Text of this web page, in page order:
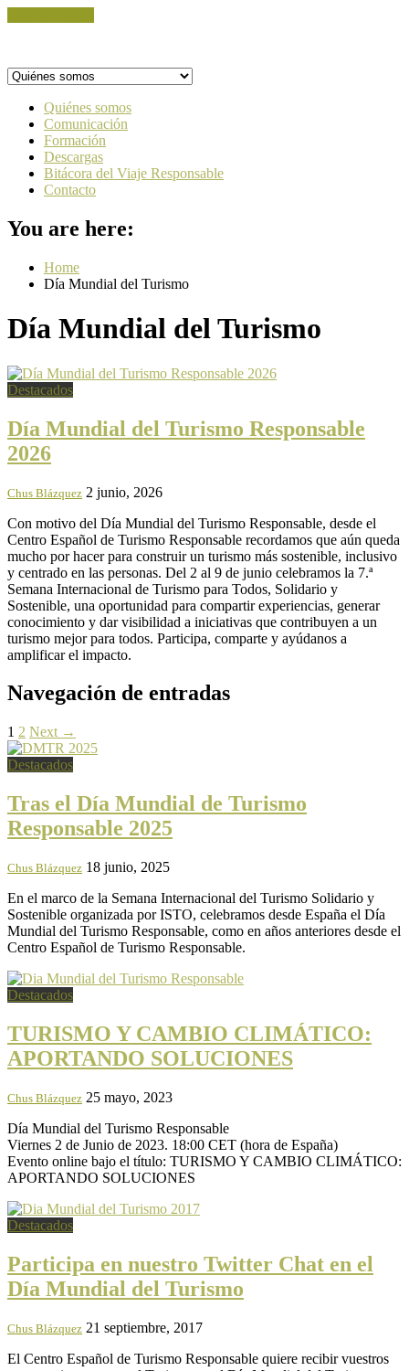
Quiénes somos
Comunicación
Formación
Descargas
Bitácora del Viaje Responsable
Contacto
You are here:
Home
Día Mundial del Turismo
Día Mundial del Turismo
Destacados
Día Mundial del Turismo Responsable
2026
Chus Blázquez 2 junio, 2026
Con motivo del Día Mundial del Turismo Responsable, desde el
Centro Español de Turismo Responsable recordamos que aún queda
mucho por hacer para construir un turismo más sostenible, inclusivo
y centrado en las personas. Del 2 al 9 de junio celebramos la 7.ª
Semana Internacional de Turismo para Todos, Solidario y
Sostenible, una oportunidad para compartir experiencias, generar
conocimiento y dar visibilidad a iniciativas que contribuyen a un
turismo mejor para todos. Participa, comparte y ayúdanos a
amplificar el impacto.
Navegación de entradas
1 2 Next →
Destacados
Tras el Día Mundial de Turismo
Responsable 2025
Chus Blázquez 18 junio, 2025
En el marco de la Semana Internacional del Turismo Solidario y
Sostenible organizada por ISTO, celebramos desde España el Día
Mundial del Turismo Responsable, como en años anteriores desde el
Centro Español de Turismo Responsable.
Destacados
TURISMO Y CAMBIO CLIMÁTICO:
APORTANDO SOLUCIONES
Chus Blázquez 25 mayo, 2023
Día Mundial del Turismo Responsable
Viernes 2 de Junio de 2023. 18:00 CET (hora de España)
Evento online bajo el título: TURISMO Y CAMBIO CLIMÁTICO:
APORTANDO SOLUCIONES
Destacados
Participa en nuestro Twitter Chat en el
Día Mundial del Turismo
Chus Blázquez 21 septiembre, 2017
El Centro Español de Turismo Responsable quiere recibir vuestros